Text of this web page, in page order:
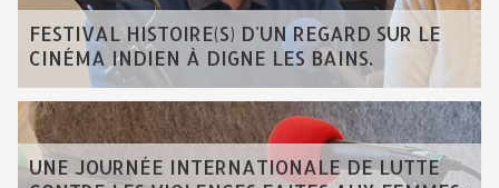
FESTIVAL HISTOIRE(S) D'UN REGARD SUR LE
CINÉMA INDIEN À DIGNE LES BAINS.
UNE JOURNÉE INTERNATIONALE DE LUTTE